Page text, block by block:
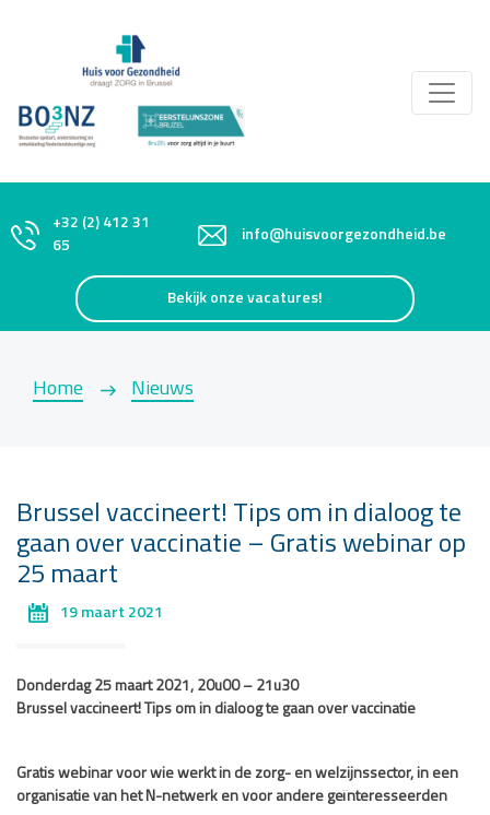
+32 (2) 412 31
65
info@huisvoorgezondheid.be
Bekijk onze vacatures!
Home Nieuws
Brussel vaccineert! Tips om in dialoog te
gaan over vaccinatie – Gratis webinar op
25 maart
19 maart 2021
Donderdag 25 maart 2021, 20u00 – 21u30
Brussel vaccineert! Tips om in dialoog te gaan over vaccinatie
Gratis webinar voor wie werkt in de zorg- en welzijnssector, in een
organisatie van het N-netwerk en voor andere geïnteresseerden